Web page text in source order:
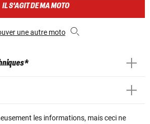
IL S'AGIT DE MA MOTO
une autre moto
*
les informations, mais ceci ne